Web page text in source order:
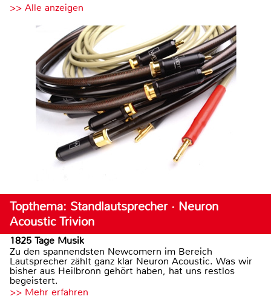
>> Alle anzeigen
Topthema: Standlautsprecher · Neuron
Acoustic Trivion
1825 Tage Musik
Zu den spannendsten Newcomern im Bereich
Lautsprecher zählt ganz klar Neuron Acoustic. Was wir
bisher aus Heilbronn gehört haben, hat uns restlos
begeistert.
>> Mehr erfahren